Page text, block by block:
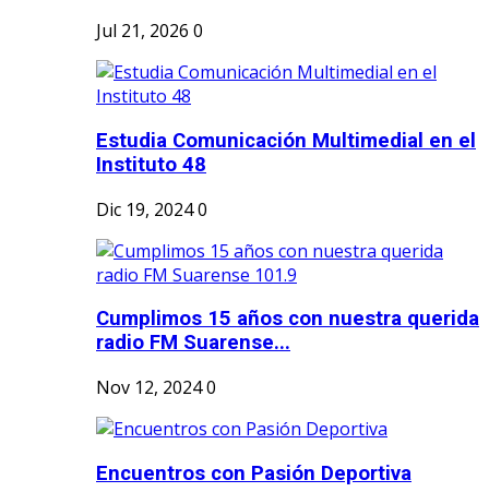
Jul 21, 2026 0
Estudia Comunicación Multimedial en el
Instituto 48
Dic 19, 20240
Cumplimos 15 años con nuestra querida
radio FM Suarense...
Nov 12, 20240
Encuentros con Pasión Deportiva